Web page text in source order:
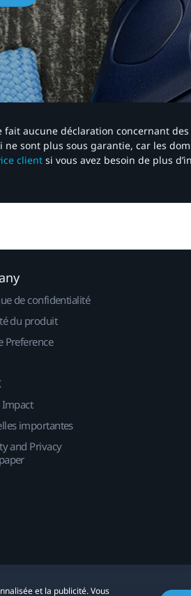
aucune déclaration concernant
sont plus sous garantie, car les
client si vous avez besoin de plus
et la publicité. Vous
de confidentialité
du produit
Preference
Impact
importantes
and Privacy